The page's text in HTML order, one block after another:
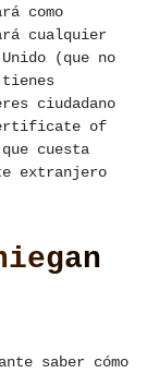
como
cualquier
(que no
ciudadano
of
cuesta
extranjero
saber cómo